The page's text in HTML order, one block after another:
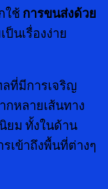
ใช้ การขนส่งด้วย
นเรื่องง่าย
ที่มีการเจริญ
กหลายเส้นทาง
ยม ทั้งในด้าน
เข้าถึงพื้นที่ต่างๆ